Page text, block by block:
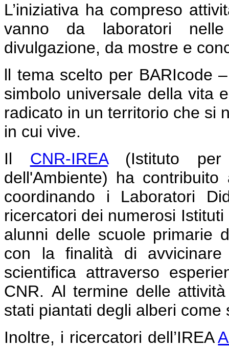
L’iniziativa ha compreso
vanno da laboratori
divulgazione, da mostre e
ll tema scelto per BARIcode
simbolo universale della vita
radicato in un territorio che si
in cui vive.
Il CNR-IREA(Istituto per il
dell'Ambiente) ha
coordinando i Laboratori
ricercatori dei numerosi
alunni delle scuole primarie
con la finalità di
scientifica attraverso
CNR. Al termine delle
stati piantati degli alberi
Inoltre, i ricercatori dell’IREA